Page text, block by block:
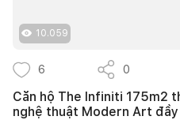
10.059
6 0
Căn hộ The Infiniti 175m2
nghệ thuật Modern Art